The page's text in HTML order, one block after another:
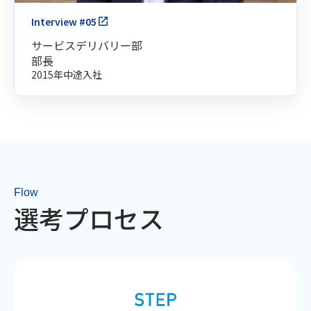
Interview #05
サービスデリバリー部
部長
2015年中途入社
Flow
選考プロセス